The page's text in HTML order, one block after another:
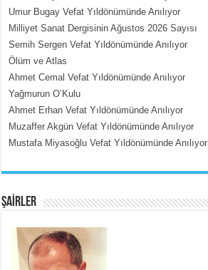
MEHMET ÇOBAN
İçerdeki Put Dışardaki Maskeler...
Umur Bugay Vefat Yıldönümünde Anılıyor
Milliyet Sanat Dergisinin Ağustos 2026 Sayısı
Semih Sergen Vefat Yıldönümünde Anılıyor
Ölüm ve Atlas
Ahmet Cemal Vefat Yıldönümünde Anılıyor
Yağmurun O’Kulu
Ahmet Erhan Vefat Yıldönümünde Anılıyor
Muzaffer Akgün Vefat Yıldönümünde Anılıyor
Mustafa Miyasoğlu Vefat Yıldönümünde Anılıyor
ŞAİRLER